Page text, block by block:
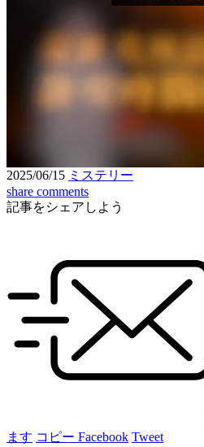
secondsseconds
2025/06/15 ミステリー
share comments
記事をシェアしよう
ます コピー Facebook Tweet